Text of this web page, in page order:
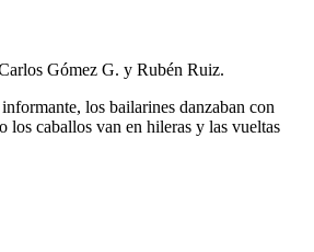
Gómez G. y Rubén Ruiz.
los bailarines danzaban con
los caballos van en hileras y las vueltas